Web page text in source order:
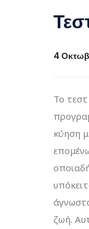
4
Το
κύηση
ζωή.